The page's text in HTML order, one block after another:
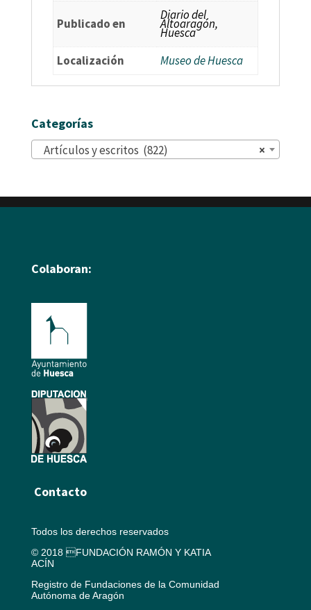
Publicado en
Diario del
Altoaragón,
Huesca
Localización
Museo de Huesca
Categorías
×
Artículos y escritos (822)
Colaboran:
Contacto
Todos los derechos reservados
© 2018 FUNDACIÓN RAMÓN Y KATIA
ACÍN
Registro de Fundaciones de la Comunidad
Autónoma de Aragón